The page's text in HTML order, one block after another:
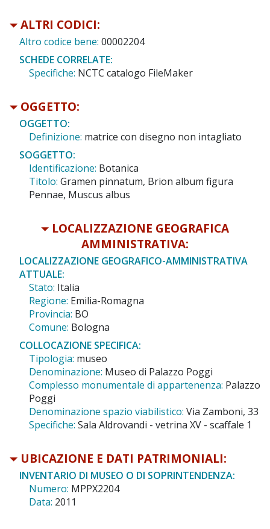
ALTRI CODICI:
Altro codice bene: 00002204
SCHEDE CORRELATE:
Specifiche: NCTC catalogo FileMaker
OGGETTO:
OGGETTO:
Definizione: matrice con disegno non intagliato
SOGGETTO:
Identificazione: Botanica
Titolo: Gramen pinnatum, Brion album figura
Pennae, Muscus albus
LOCALIZZAZIONE GEOGRAFICA
AMMINISTRATIVA:
LOCALIZZAZIONE GEOGRAFICO-AMMINISTRATIVA
ATTUALE:
Stato: Italia
Regione: Emilia-Romagna
Provincia: BO
Comune: Bologna
COLLOCAZIONE SPECIFICA:
Tipologia: museo
Denominazione: Museo di Palazzo Poggi
Complesso monumentale di appartenenza: Palazzo
Poggi
Denominazione spazio viabilistico: Via Zamboni, 33
Specifiche: Sala Aldrovandi - vetrina XV - scaffale 1
UBICAZIONE E DATI PATRIMONIALI:
INVENTARIO DI MUSEO O DI SOPRINTENDENZA:
Numero: MPPX2204
Data: 2011